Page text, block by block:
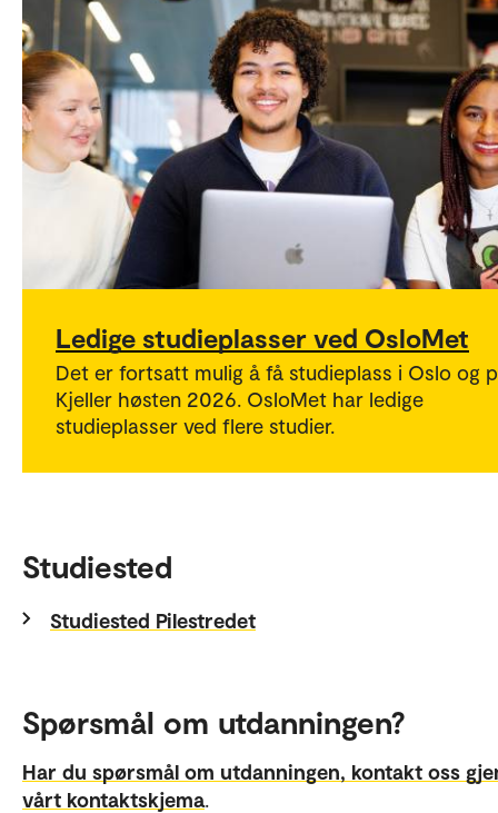
Ledige studieplasser ved OsloMet
Det er fortsatt mulig å få studieplass i Oslo og
Kjeller høsten 2026. OsloMet har ledige
studieplasser ved flere studier.
Studiested
Studiested Pilestredet
Spørsmål om utdanningen?
Har du spørsmål om utdanningen, kontakt oss
vårt kontaktskjema.